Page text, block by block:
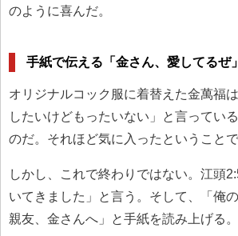
のように喜んだ。
手紙で伝える「金さん、愛してるぜ」
オリジナルコック服に着替えた金萬福
したいけどもったいない」と言ってい
のだ。それほど気に入ったということで
しかし、これで終わりではない。江頭
いてきました」と言う。そして、「俺
親友、金さんへ」と手紙を読み上げる。